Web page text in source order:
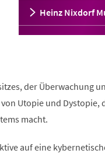
Heinz Nixdorf
der Überwachung
Utopie und Dystopie,
macht.
auf eine